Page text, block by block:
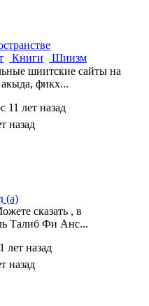
Книги
Шиизм
акыда, фикх...
11 лет назад
назад
(а)
сказать , в
Талиб Фи Анс...
лет назад
назад